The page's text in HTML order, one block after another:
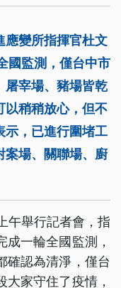
應變所指揮官杜文
國監測，僅台中市
屠宰場、豬場皆乾
以稍稍放心，但不
示，已進行圍堵工
案場、關聯場、廚
午舉行記者會，指
一輪全國監測，
確認為清淨，僅台
家守住了疫情，